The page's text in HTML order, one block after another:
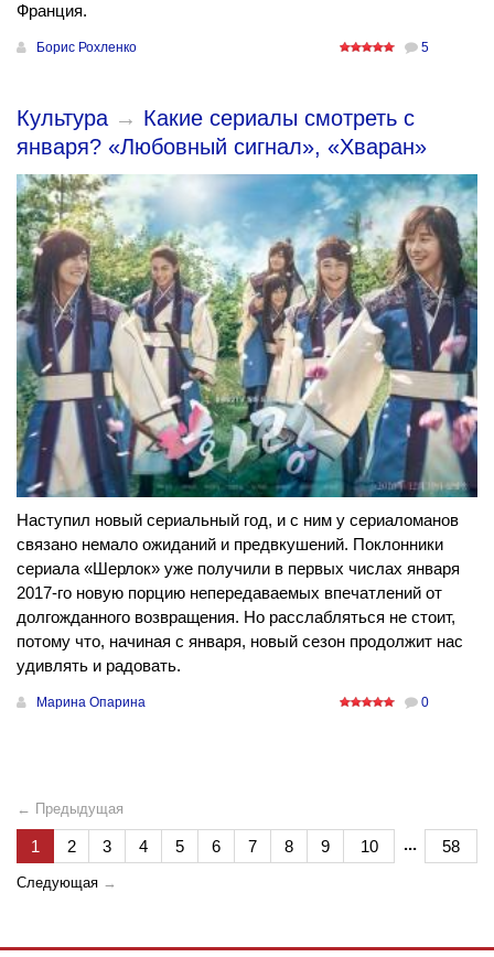
Франция.
Борис Рохленко 5
Культура → Какие сериалы смотреть с
января? «Любовный сигнал», «Хваран»
Наступил новый сериальный год, и с ним у сериаломанов
связано немало ожиданий и предвкушений. Поклонники
сериала «Шерлок» уже получили в первых числах января
2017-го новую порцию непередаваемых впечатлений от
долгожданного возвращения. Но расслабляться не стоит,
потому что, начиная с января, новый сезон продолжит нас
удивлять и радовать.
Марина Опарина 0
← Предыдущая
1 2 3 4 5 6 7 8 9 10 ... 58
Следующая →